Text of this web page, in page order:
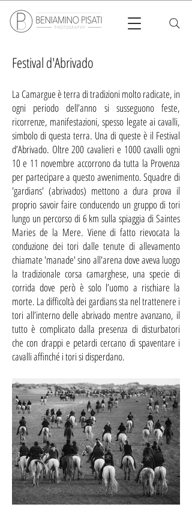
Festival d'Abrivado
La Camargue è terra di tradizioni molto radicate, in
ogni periodo dell’anno si susseguono feste,
ricorrenze, manifestazioni, spesso legate ai cavalli,
simbolo di questa terra. Una di queste è il Festival
d’Abrivado. Oltre 200 cavalieri e 1000 cavalli ogni
10 e 11 novembre accorrono da tutta la Provenza
per partecipare a questo avvenimento. Squadre di
'gardians' (abrivados) mettono a dura prova il
proprio savoir faire conducendo un gruppo di tori
lungo un percorso di 6 km sulla spiaggia di Saintes
Maries de la Mere. Viene di fatto rievocata la
conduzione dei tori dalle tenute di allevamento
chiamate 'manade' sino all'arena dove aveva luogo
la tradizionale corsa camarghese, una specie di
corrida dove però è solo l’uomo a rischiare la
morte. La difficoltà dei gardians sta nel trattenere i
tori all’interno delle abrivado mentre avanzano, il
tutto è complicato dalla presenza di disturbatori
che con drappi e petardi cercano di spaventare i
cavalli affinché i tori si disperdano.